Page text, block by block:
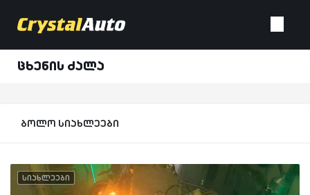
ცხენის ძალა
ბოლო სიახლეები
სიახლეები